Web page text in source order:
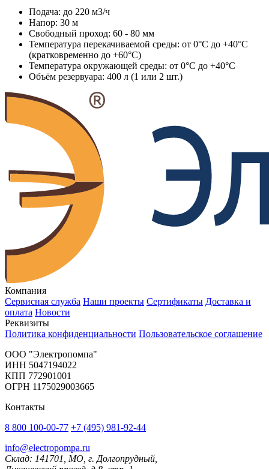
Подача: до 220 м3/ч
Напор: 30 м
Свободный проход: 60 - 80 мм
Температура перекачиваемой среды: от 0°C до +40°C
(кратковременно до +60°C)
Температура окружающей среды: от 0°C до +40°C
Объём резервуара: 400 л (1 или 2 шт.)
Компания
Сервисная служба Наши проекты Сертификаты Доставка и
оплата Новости
Реквизиты
Политика конфиденциальности Пользовательское соглашение
OOO "Электропомпа"
ИНН 5047194022
КПП 772901001
ОГРН 1175029003665
Контакты
8 800 100-00-77 +7 (495) 981-92-44
info@electropompa.ru
Склад: 141701, МО, г. Долгопрудный,